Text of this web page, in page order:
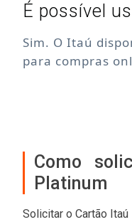
É possível
Sim. O Itaú
para compras
Como
Platinum
Solicitar o Cartão